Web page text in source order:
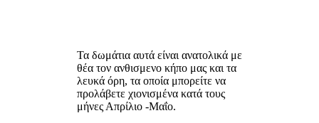
Τα δωμάτια αυτά είναι ανατολικά με
θέα τον ανθισμενο κήπο μας και τα
λευκά όρη, τα οποία μπορείτε να
προλάβετε χιονισμένα κατά τους
μήνες Απρίλιο -Μαΐο.